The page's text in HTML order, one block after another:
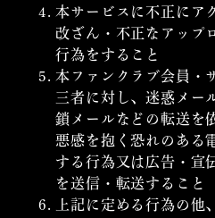
本サービスに不正にア
改ざん・不正なアップ
行為をすること
本ファンクラブ会員・
三者に対し、迷惑メー
鎖メールなどの転送を
悪感を抱く恐れのある
する行為又は広告・宣
を送信・転送すること
上記に定める行為の他